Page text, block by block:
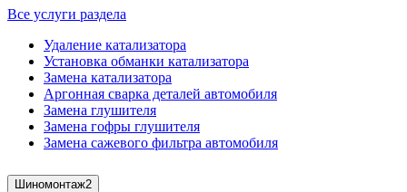
Все услуги раздела
Удаление катализатора
Установка обманки катализатора
Замена катализатора
Аргонная сварка деталей автомобиля
Замена глушителя
Замена гофры глушителя
Замена сажевого фильтра автомобиля
Шиномонтаж2